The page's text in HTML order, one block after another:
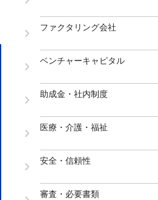
ファクタリング会社
ベンチャーキャピタル
助成金・社内制度
医療・介護・福祉
安全・信頼性
審査・必要書類